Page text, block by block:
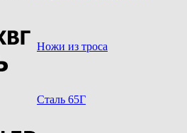
Ножи из троса
Сталь 65Г